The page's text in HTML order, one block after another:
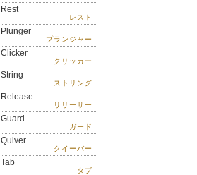
Rest
レスト
Plunger
プランジャー
Clicker
クリッカー
String
ストリング
Release
リリーサー
Guard
ガード
Quiver
クイーバー
Tab
タブ